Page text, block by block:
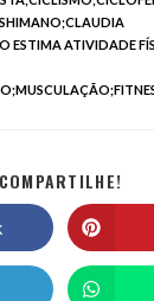
ESTIMA ATIVIDADE FÍS
COMPARTILHE!